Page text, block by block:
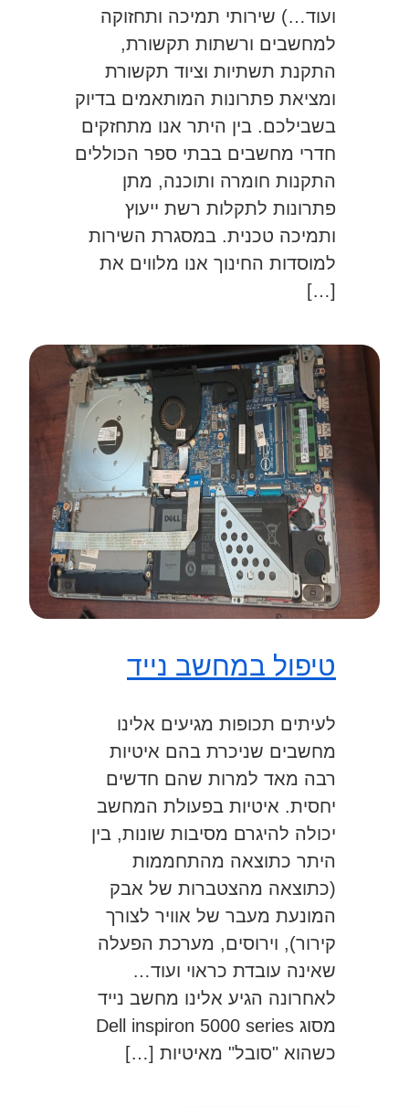
ועוד…) שירותי תמיכה ותחזוקה
למחשבים ורשתות תקשורת,
התקנת תשתיות וציוד תקשורת
ומציאת פתרונות המותאמים בדיוק
בשבילכם. בין היתר אנו מתחזקים
חדרי מחשבים בבתי ספר הכוללים
התקנות חומרה ותוכנה, מתן
פתרונות לתקלות רשת ייעוץ
ותמיכה טכנית. במסגרת השירות
למוסדות החינוך אנו מלווים את
[…]
טיפול במחשב נייד
לעיתים תכופות מגיעים אלינו
מחשבים שניכרת בהם איטיות
רבה מאד למרות שהם חדשים
יחסית. איטיות בפעולת המחשב
יכולה להיגרם מסיבות שונות, בין
היתר כתוצאה מהתחממות
(כתוצאה מהצטברות של אבק
המונעת מעבר של אוויר לצורך
קירור), וירוסים, מערכת הפעלה
שאינה עובדת כראוי ועוד…
לאחרונה הגיע אלינו מחשב נייד
מסוג Dell inspiron 5000 series
כשהוא "סובל" מאיטיות […]